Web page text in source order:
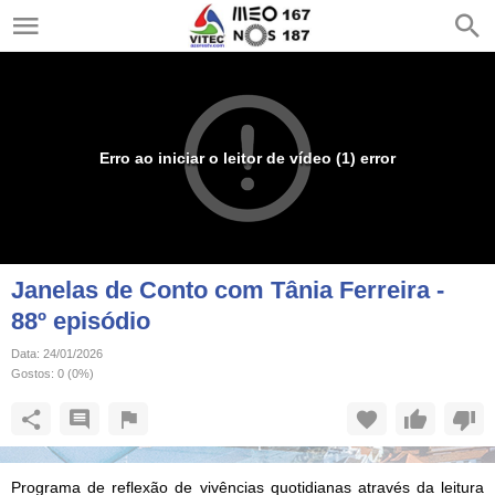
Erro ao iniciar o leitor de vídeo (1) error
Janelas de Conto com Tânia Ferreira -
88º episódio
Data: 24/01/2026
Gostos: 0 (0%)
Programa de reflexão de vivências quotidianas através da leitura